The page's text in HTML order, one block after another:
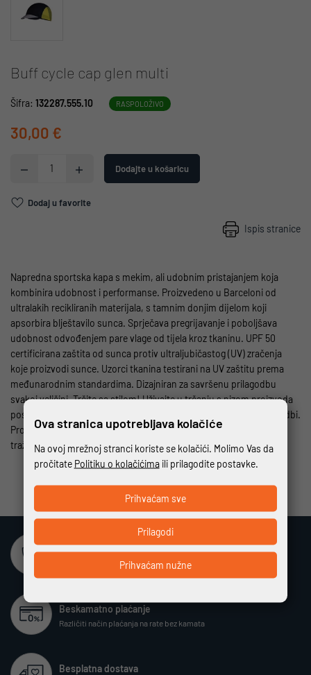
Buff cycle cap glen multi
Šifra: 132287.555.10 RASPOLOŽIVO
30,00 €
Dodajte u košaricu
Dodaj u favorite
Ispis stranice
Napredna sportska kapa s mekim, ali udobnim pristajanjem koja
kombinira udobnost i performanse. Proizvedeno u Barceloni od
ultralakih recikliranih materijala, s tamnim donjim dijelom koji
apsorbira blještavilo sunca. Sprječava pregrijavanje i poboljšava
udobnost odvođenjem pare vlage od tijela kroz tkaninu. UPF 50
certificirana zaštita od sunca protiv ultraljubičastog (UV) zračenja
koje proizvodi sunce. Uzorci tkanina testirani na UV zaštitu prema
međunarodnim standardima. Dizajniran za savršenu prilagodbu
svakoj veličini. Trčite sa stilom! Uživajte u trčanju s nizom proizvoda
posebno dizajniranih za trkače. Zaštita i svjež izgled u izvrsnoj izvedbi.
Pronađite pravi dodatak za kombiniranje i postignite outfit koji
tražite.
Sigurna online kupovina
Potpuno zaštićeno i sigurno plaćanje
Beskamatno plaćanje
Različiti način plaćanja na rate bez kamata
Besplatna dostava
Ova stranica upotrebljava kolačiće
Na ovoj mrežnoj stranci koriste se kolačići. Molimo Vas da
pročitate Politiku o kolačićimaili prilagodite postavke.
Prihvaćam nužne
Prilagodi
Prihvaćam sve